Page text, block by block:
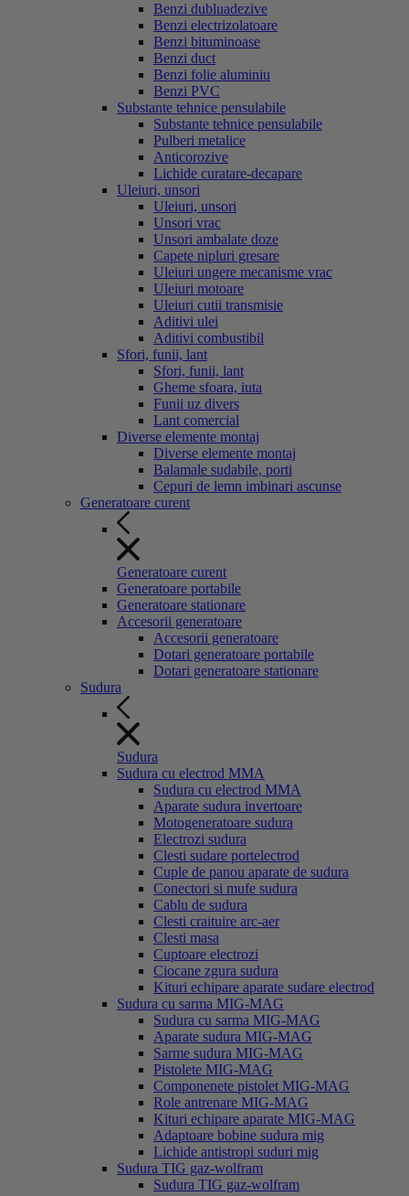
Benzi dubluadezive
Benzi electrizolatoare
Benzi bituminoase
Benzi duct
Benzi folie aluminiu
Benzi PVC
Substante tehnice pensulabile
Substante tehnice pensulabile
Pulberi metalice
Anticorozive
Lichide curatare-decapare
Uleiuri, unsori
Uleiuri, unsori
Unsori vrac
Unsori ambalate doze
Capete nipluri gresare
Uleiuri ungere mecanisme vrac
Uleiuri motoare
Uleiuri cutii transmisie
Aditivi ulei
Aditivi combustibil
Sfori, funii, lant
Sfori, funii, lant
Gheme sfoara, iuta
Funii uz divers
Lant comercial
Diverse elemente montaj
Diverse elemente montaj
Balamale sudabile, porti
Cepuri de lemn imbinari ascunse
Generatoare curent
Generatoare curent
Generatoare portabile
Generatoare stationare
Accesorii generatoare
Accesorii generatoare
Dotari generatoare portabile
Dotari generatoare stationare
Sudura
Sudura
Sudura cu electrod MMA
Sudura cu electrod MMA
Aparate sudura invertoare
Motogeneratoare sudura
Electrozi sudura
Clesti sudare portelectrod
Cuple de panou aparate de sudura
Conectori si mufe sudura
Cablu de sudura
Clesti craituire arc-aer
Clesti masa
Cuptoare electrozi
Ciocane zgura sudura
Kituri echipare aparate sudare electrod
Sudura cu sarma MIG-MAG
Sudura cu sarma MIG-MAG
Aparate sudura MIG-MAG
Sarme sudura MIG-MAG
Pistolete MIG-MAG
Componenete pistolet MIG-MAG
Role antrenare MIG-MAG
Kituri echipare aparate MIG-MAG
Adaptoare bobine sudura mig
Lichide antistropi suduri mig
Sudura TIG gaz-wolfram
Sudura TIG gaz-wolfram